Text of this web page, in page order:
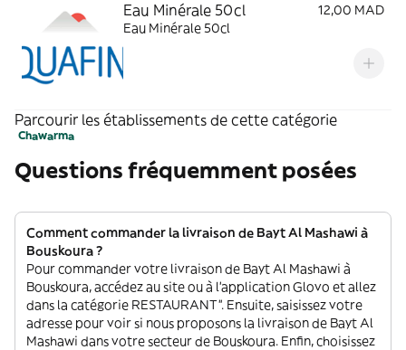
Eau Minérale 50cl
12,00 MAD
Eau Minérale 50cl
Parcourir les établissements de cette catégorie
Chawarma
Questions fréquemment posées
Comment commander la livraison de Bayt Al Mashawi à
Bouskoura ?
Pour commander votre livraison de Bayt Al Mashawi à
Bouskoura, accédez au site ou à l'application Glovo et allez
dans la catégorie RESTAURANT”. Ensuite, saisissez votre
adresse pour voir si nous proposons la livraison de Bayt Al
Mashawi dans votre secteur de Bouskoura. Enfin, choisissez